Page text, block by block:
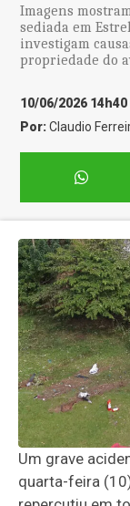
Imagens
sediada em
investigam
propriedade do
10/06/2026 14h40
Por:Claudio
Um grave
quarta-feira